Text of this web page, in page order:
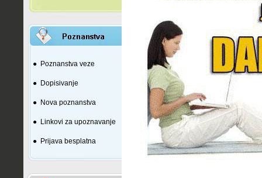
● Poznanstva veze
● Dopisivanje
● Nova poznanstva
● Linkovi za upoznavanje
● Prijava besplatna